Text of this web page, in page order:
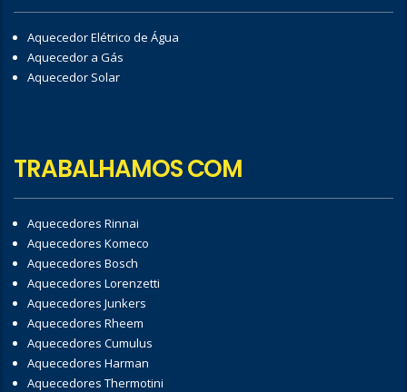
Aquecedor Elétrico de Água
Aquecedor a Gás
Aquecedor Solar
TRABALHAMOS COM
Aquecedores Rinnai
Aquecedores Komeco
Aquecedores Bosch
Aquecedores Lorenzetti
Aquecedores Junkers
Aquecedores Rheem
Aquecedores Cumulus
Aquecedores Harman
Aquecedores Thermotini